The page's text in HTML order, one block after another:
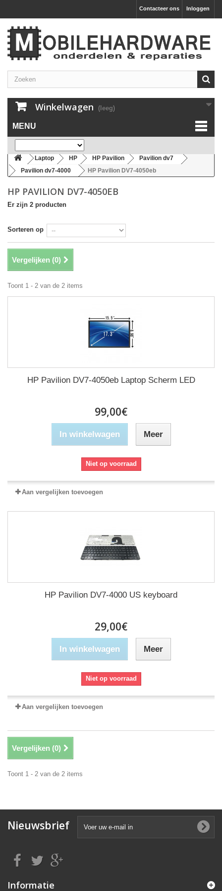
Inloggen
Contacteer ons
Winkelwagen (leeg)
MENU
Laptop HP HP Pavilion
Pavilion dv7
Pavilion dv7-4000
HP Pavilion DV7-4050eb
HP PAVILION DV7-4050EB
Er zijn 2 producten
Sorteren op
Vergelijken (0)
Toont 1 - 2 van de 2 items
HP Pavilion DV7-4050eb Laptop Scherm LED
99,00€
In winkelwagen Meer
Niet op voorraad
Aan vergelijken toevoegen
HP Pavilion DV7-4000 US keyboard
29,00€
In winkelwagen Meer
Niet op voorraad
Aan vergelijken toevoegen
Vergelijken (0)
Toont 1 - 2 van de 2 items
Nieuwsbrief
Informatie